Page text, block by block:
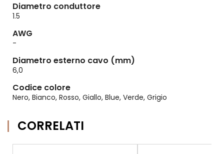
Diametro conduttore
1.5
AWG
-
Diametro esterno cavo (mm)
6,0
Codice colore
Nero, Bianco, Rosso, Giallo, Blue, Verde, Grigio
CORRELATI